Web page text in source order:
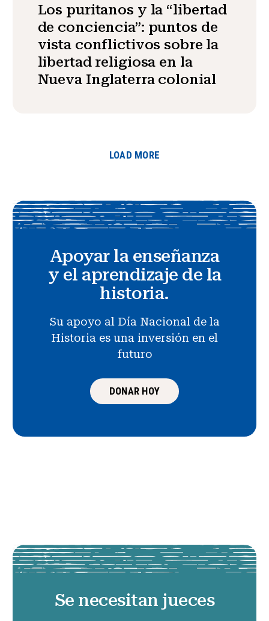
Los puritanos y la “libertad
de conciencia”: puntos de
vista conflictivos sobre la
libertad religiosa en la
Nueva Inglaterra colonial
LOAD MORE
Apoyar la enseñanza
y el aprendizaje de la
historia.
Su apoyo al Día Nacional de la
Historia es una inversión en el
futuro
DONAR HOY
Se necesitan jueces